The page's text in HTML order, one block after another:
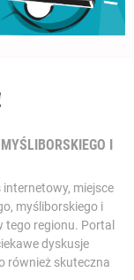
I
miejsce
myśliborskiego i
tego regionu. Portal
dyskusje
również skuteczna